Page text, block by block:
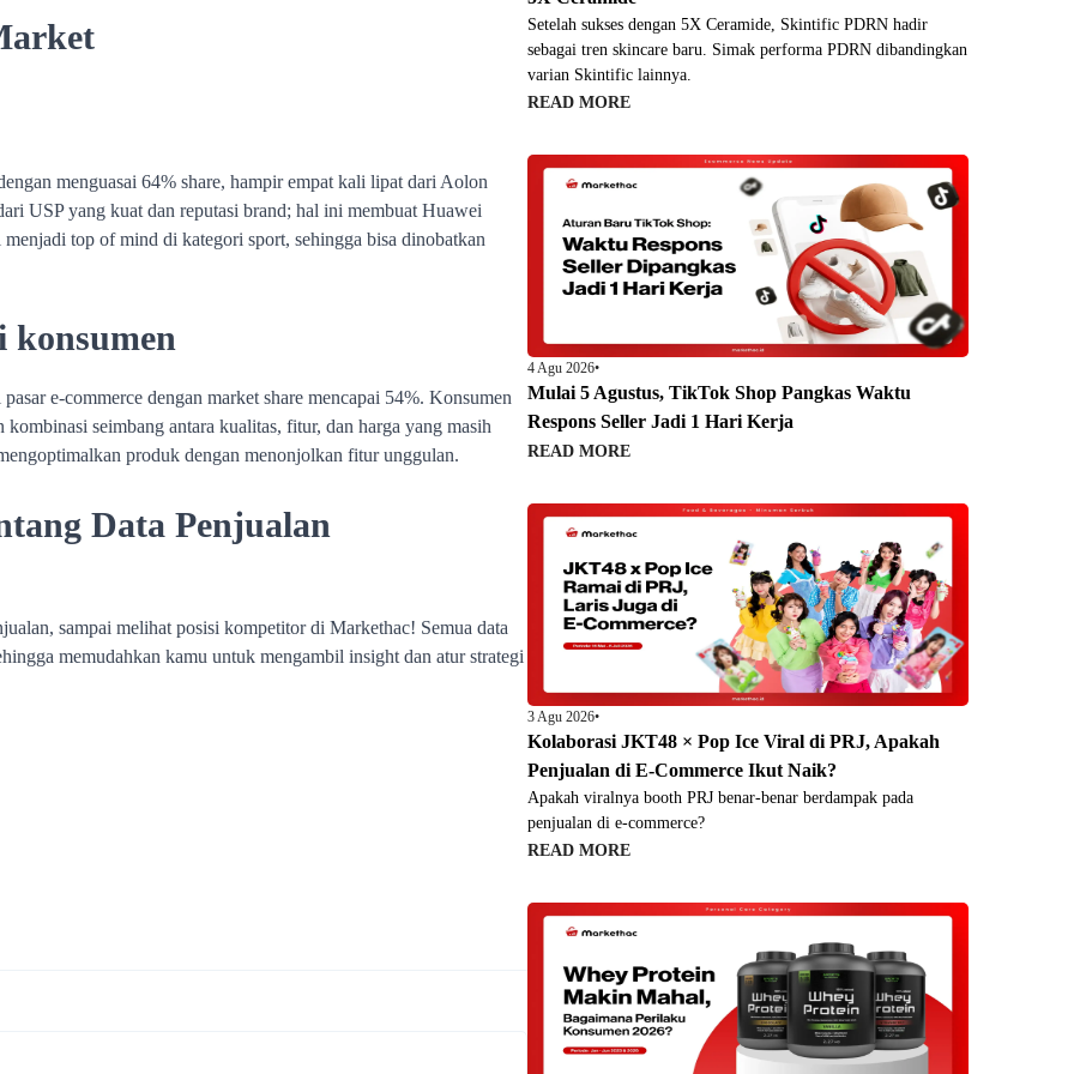
Setelah sukses dengan 5X Ceramide, Skintific PDRN hadir
sebagai tren skincare baru. Simak performa PDRN dibandingkan
varian Skintific lainnya.
READ MORE
4 Agu 2026•
Mulai 5 Agustus, TikTok Shop Pangkas Waktu
Respons Seller Jadi 1 Hari Kerja
READ MORE
3 Agu 2026•
Kolaborasi JKT48 × Pop Ice Viral di PRJ, Apakah
Penjualan di E-Commerce Ikut Naik?
Apakah viralnya booth PRJ benar-benar berdampak pada
penjualan di e-commerce?
READ MORE